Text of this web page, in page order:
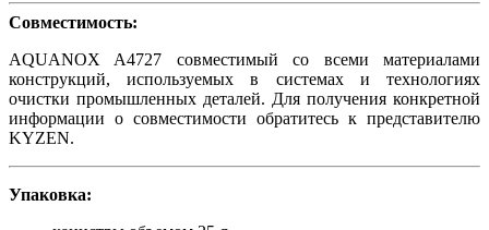
Совместимость:
AQUANOX A4727 совместимый со всеми материалами
конструкций, используемых в системах и технологиях
очистки промышленных деталей. Для получения конкретной
информации о совместимости обратитесь к представителю
KYZEN.
Упаковка: